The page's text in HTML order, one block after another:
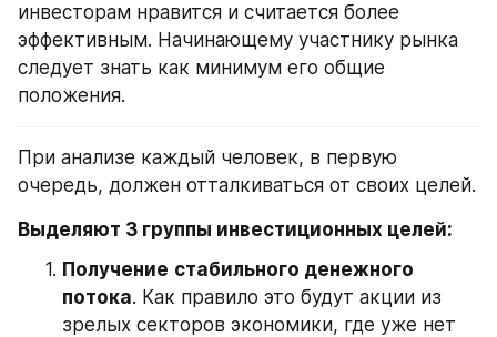
инвесторам нравится и считается более
эффективным. Начинающему участнику рынка
следует знать как минимум его общие
положения.
При анализе каждый человек, в первую
очередь, должен отталкиваться от своих целей.
Выделяют 3 группы инвестиционных целей:
Получение стабильного денежного
потока. Как правило это будут акции из
зрелых секторов экономики, где уже нет